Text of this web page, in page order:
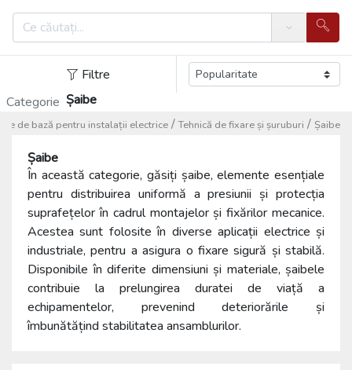
Search
Filtre
Categorie Șaibe
Șaibe
/
Tehnică de fixare și șuruburi
/
de bază pentru instalații electrice
Șaibe
În această categorie, găsiți șaibe, elemente esențiale
pentru distribuirea uniformă a presiunii și protecția
suprafețelor în cadrul montajelor și fixărilor mecanice.
Acestea sunt folosite în diverse aplicații electrice și
industriale, pentru a asigura o fixare sigură și stabilă.
Disponibile în diferite dimensiuni și materiale, șaibele
contribuie la prelungirea duratei de viață a
echipamentelor, prevenind deteriorările și
îmbunătățind stabilitatea ansamblurilor.